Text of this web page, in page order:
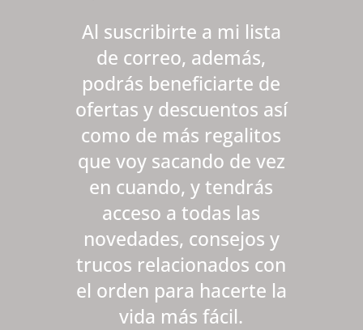
Al suscribirte a mi lista
de correo, además,
podrás beneficiarte de
ofertas y descuentos así
como de más regalitos
que voy sacando de vez
en cuando, y tendrás
acceso a todas las
novedades, consejos y
trucos relacionados con
el orden para hacerte la
vida más fácil.